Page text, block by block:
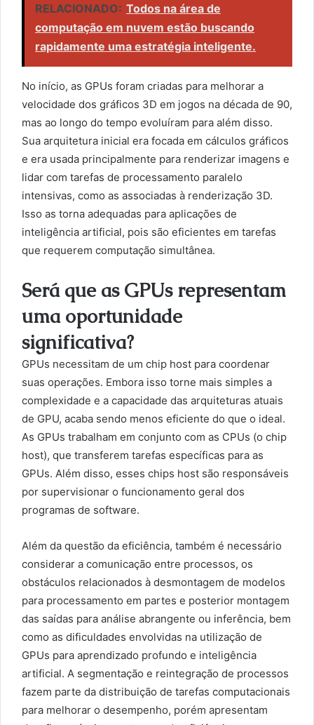
RELACIONADO: Todos na área de
computação em nuvem estão buscando
rapidamente uma estratégia inteligente.
No início, as GPUs foram criadas para melhorar a
velocidade dos gráficos 3D em jogos na década de 90,
mas ao longo do tempo evoluíram para além disso.
Sua arquitetura inicial era focada em cálculos gráficos
e era usada principalmente para renderizar imagens e
lidar com tarefas de processamento paralelo
intensivas, como as associadas à renderização 3D.
Isso as torna adequadas para aplicações de
inteligência artificial, pois são eficientes em tarefas
que requerem computação simultânea.
Será que as GPUs representam
uma oportunidade
significativa?
GPUs necessitam de um chip host para coordenar
suas operações. Embora isso torne mais simples a
complexidade e a capacidade das arquiteturas atuais
de GPU, acaba sendo menos eficiente do que o ideal.
As GPUs trabalham em conjunto com as CPUs (o chip
host), que transferem tarefas específicas para as
GPUs. Além disso, esses chips host são responsáveis
por supervisionar o funcionamento geral dos
programas de software.
Além da questão da eficiência, também é necessário
considerar a comunicação entre processos, os
obstáculos relacionados à desmontagem de modelos
para processamento em partes e posterior montagem
das saídas para análise abrangente ou inferência, bem
como as dificuldades envolvidas na utilização de
GPUs para aprendizado profundo e inteligência
artificial. A segmentação e reintegração de processos
fazem parte da distribuição de tarefas computacionais
para melhorar o desempenho, porém apresentam